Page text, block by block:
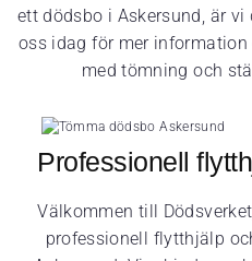
ett dödsbo i Askersund, är
oss idag för mer
med tömning och
Professionell
Välkommen till
professionell flytthjälp